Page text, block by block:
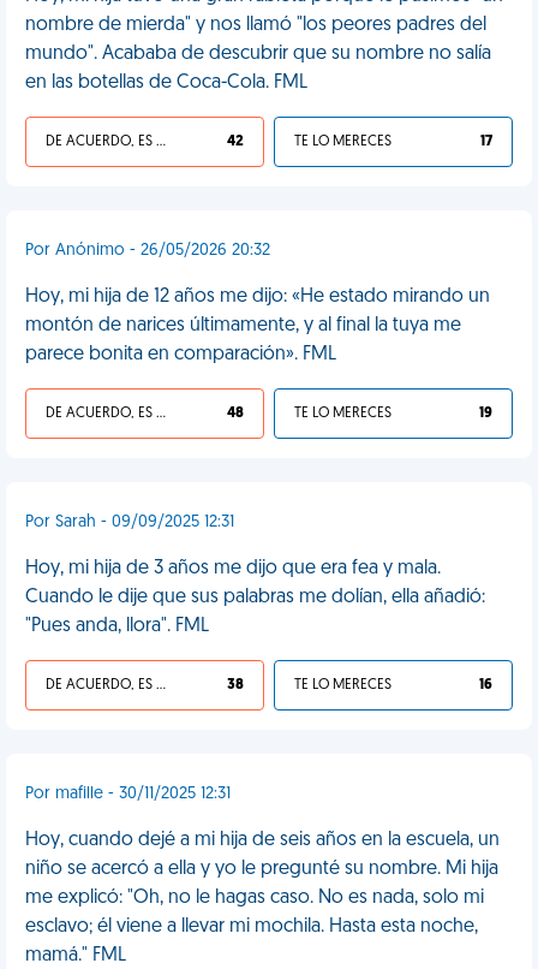
nombre de mierda" y nos llamó "los peores padres del
mundo". Acababa de descubrir que su nombre no salía
en las botellas de Coca-Cola. FML
DE ACUERDO, ES UNA VIDA HP 42 TE LO MERECES 17
Por Anónimo - 26/05/2026 20:32
Hoy, mi hija de 12 años me dijo: «He estado mirando un
montón de narices últimamente, y al final la tuya me
parece bonita en comparación». FML
DE ACUERDO, ES UNA VIDA HP 48 TE LO MERECES 19
Por Sarah - 09/09/2025 12:31
Hoy, mi hija de 3 años me dijo que era fea y mala.
Cuando le dije que sus palabras me dolían, ella añadió:
"Pues anda, llora". FML
DE ACUERDO, ES UNA VIDA HP 38 TE LO MERECES 16
Por mafille - 30/11/2025 12:31
Hoy, cuando dejé a mi hija de seis años en la escuela, un
niño se acercó a ella y yo le pregunté su nombre. Mi hija
me explicó: "Oh, no le hagas caso. No es nada, solo mi
esclavo; él viene a llevar mi mochila. Hasta esta noche,
mamá." FML